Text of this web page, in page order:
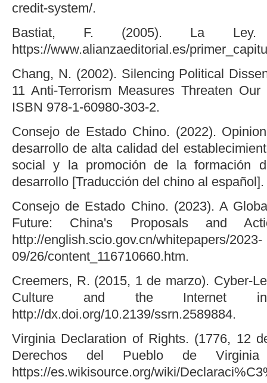
credit-system/.
Bastiat, F. (2005). La Ley.
https://www.alianzaeditorial.es/
Chang, N. (2002). Silencing Political
11 Anti-Terrorism Measures Threaten
ISBN 978-1-60980-303-2.
Consejo de Estado Chino. (2022).
desarrollo de alta calidad del
social y la promoción de la formación
desarrollo [Traducción del chino al
Consejo de Estado Chino. (2023). A
Future: China's Proposals and
http://english.scio.gov.cn/whitepapers/2023-
09/26/content_116710660.htm.
Creemers, R. (2015, 1 de marzo). Cyber-
Culture and the Internet
http://dx.doi.org/10.2139/ssrn.2589884.
Virginia Declaration of Rights. (1776, 12
Derechos del Pueblo de Virginia
https://es.wikisource.org/wiki/